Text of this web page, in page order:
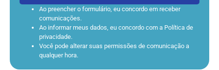
Ao preencher o formulário, eu concordo em receber
comunicações.
Ao informar meus dados, eu concordo com a Política de
privacidade.
Você pode alterar suas permissões de comunicação a
qualquer hora.